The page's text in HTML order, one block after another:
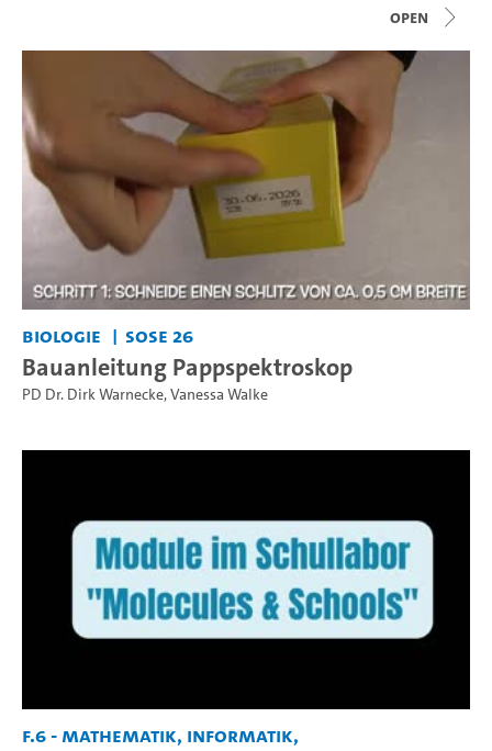
open
Biologie SoSe 26
Bauanleitung Pappspektroskop
PD Dr. Dirk Warnecke,Vanessa Walke
F.6 - Mathematik, Informatik,